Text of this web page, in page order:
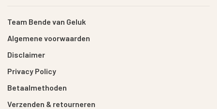
Team Bende van Geluk
Algemene voorwaarden
Disclaimer
Privacy Policy
Betaalmethoden
Verzenden & retourneren